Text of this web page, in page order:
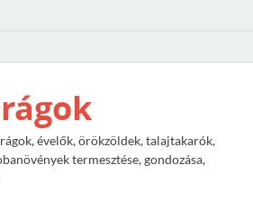
évelők, örökzöldek, talajtakarók,
termesztése, gondozása,